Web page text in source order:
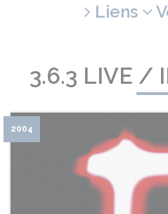
Liens
3.6.3 LIVE /
2004